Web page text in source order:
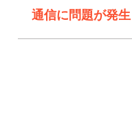
通信に問題が発
ワールド JAPAN
ＡＮを放送しています。詳